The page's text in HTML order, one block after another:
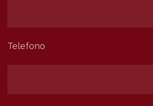
Telefono